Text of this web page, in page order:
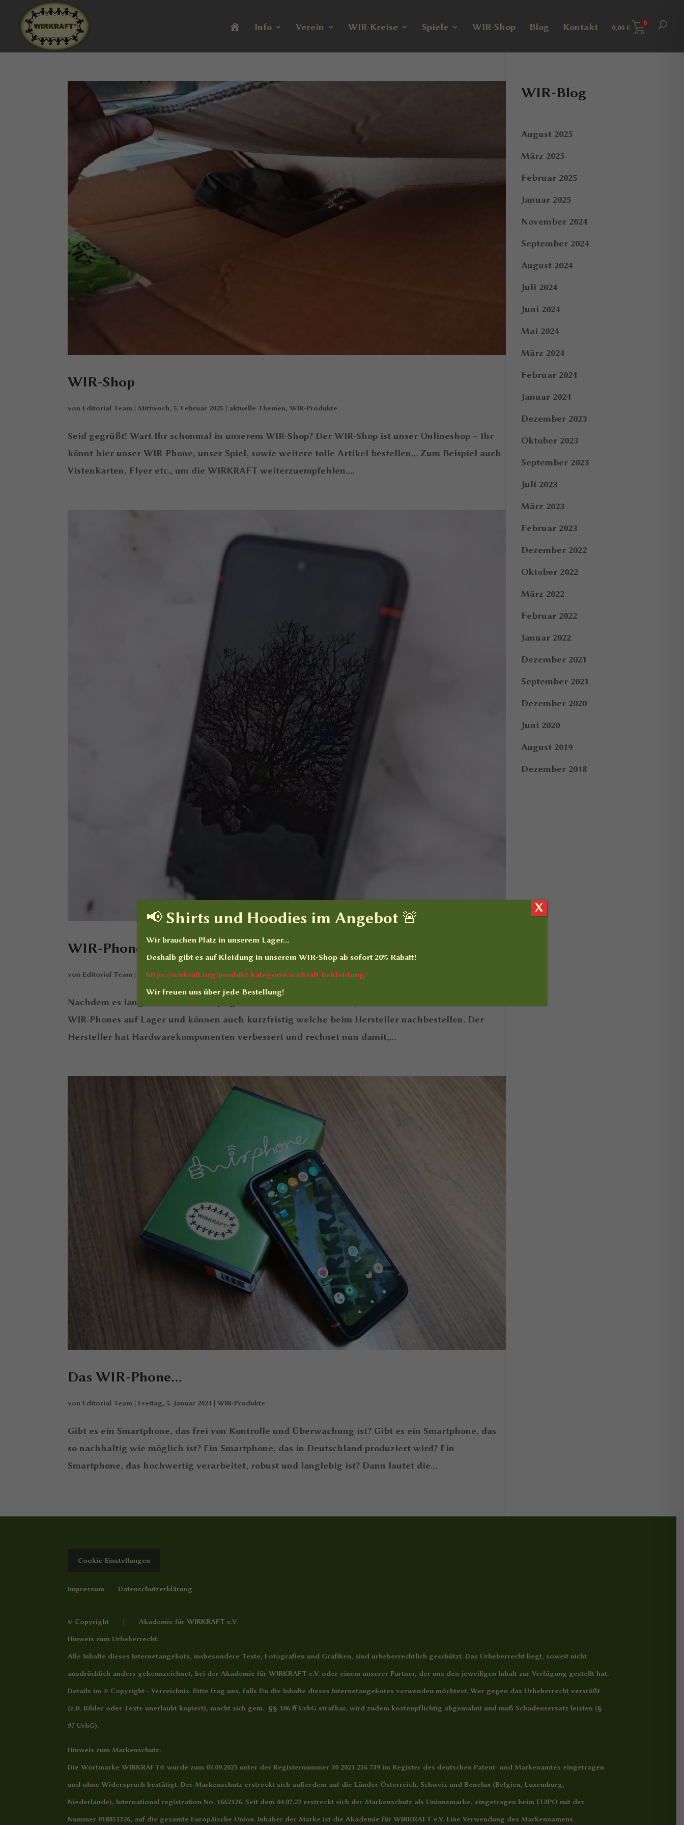
Info Verein WIR-Kreise Spiele WIR-Shop Blog Kontakt 0,00 €
0
WIR-Shop
von Editorial Team | Mittwoch, 5. Februar 2025 | aktuelle Themen, WIR-Produkte
Seid gegrüßt! Wart Ihr schonmal in unserem WIR-Shop? Der WIR-Shop ist unser Onlineshop – Ihr
könnt hier unser WIR-Phone, unser Spiel, sowie weitere tolle Artikel bestellen… Zum Beispiel auch
Vistenkarten, Flyer etc., um die WIRKRAFT weiterzuempfehlen....
WIR-Phone wieder lieferbar!
von Editorial Team | Sonntag, 19. Januar 2025|WIR-Produkte
Nachdem es lange Zeit etwas “holprig” war mit der Lieferbarkeit, haben wir nun endlich wieder
WIR-Phones auf Lager und können auch kurzfristig welche beim Hersteller nachbestellen. Der
Hersteller hat Hardwarekomponenten verbessert und rechnet nun damit,...
Das WIR-Phone…
von Editorial Team | Freitag, 5. Januar 2024| WIR-Produkte
Gibt es ein Smartphone, das frei von Kontrolle und Überwachung ist? Gibt es ein Smartphone, das
so nachhaltig wie möglich ist? Ein Smartphone, das in Deutschland produziert wird? Ein
Smartphone, das hochwertig verarbeitet, robust und langlebig ist? Dann lautet die...
WIR-Blog
August 2025
März 2025
Februar 2025
Januar 2025
November 2024
September 2024
August 2024
Juli 2024
Juni 2024
Mai 2024
März 2024
Februar 2024
Januar 2024
Dezember 2023
Oktober 2023
September 2023
Juli 2023
März 2023
Februar 2023
Dezember 2022
Oktober 2022
März 2022
Februar 2022
Januar 2022
Dezember 2021
September 2021
Dezember 2020
Juni 2020
August 2019
Dezember 2018
Cookie-Einstellungen
Impressum Datenschutzerklärung
© Copyright | Akademie für WIRKRAFT e.V.
Hinweis zum Urheberrecht:
Alle Inhalte dieses Internetangebots, insbesondere Texte, Fotografien und Grafiken, sind urheberrechtlich geschützt. Das Urheberrecht liegt, soweit nicht
ausdrücklich anders gekennzeichnet, bei der Akademie für WIRKRAFT e.V. oder einem unserer Partner, der uns den jeweiligen Inhalt zur Verfügung gestellt hat.
Details im © Copyright - Verzeichnis. Bitte frag uns, falls Du die Inhalte dieses Internetangebotes verwenden möchtest. Wer gegen das Urheberrecht verstößt
(z.B. Bilder oder Texte unerlaubt kopiert), macht sich gem. §§ 106 ff UrhG strafbar, wird zudem kostenpflichtig abgemahnt und muß Schadensersatz leisten (§
97 UrhG).
Hinweis zum Markenschutz:
Die Wortmarke WIRKRAFT® wurde zum 03.09.2021 unter der Registernummer 30 2021 236 739 im Register des deutschen Patent- und Markenamtes eingetragen
und ohne Widerspruch bestätigt. Der Markenschutz erstreckt sich außerdem auf die Länder Österreich, Schweiz und Benelux (Belgien, Luxemburg,
Niederlande), International registration No. 1662126. Seit dem 04.07.23 erstreckt sich der Markenschutz als Unionsmarke, eingetragen beim EUIPO mit der
Nummer 018851326, auf die gesamte Europäische Union. Inhaber der Marke ist die Akademie für WIRKRAFT e.V. Eine Verwendung des Markennamens
📢 Shirts und Hoodies im Angebot 🚨
Wir brauchen Platz in unserem Lager…
Deshalb gibt es aufKleidung in unserem WIR-Shop ab sofort 20% Rabatt!
https://wirkraft.org/produkt-kategorie/wirkraft-bekleidung/
Wir freuen uns über jede Bestellung!
X